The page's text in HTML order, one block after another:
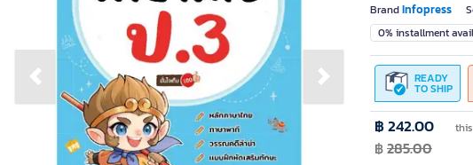
Previous slide Next slide
BrandInfopress
0% installment
READY
TO SHIP
฿ 242.00
฿285.00